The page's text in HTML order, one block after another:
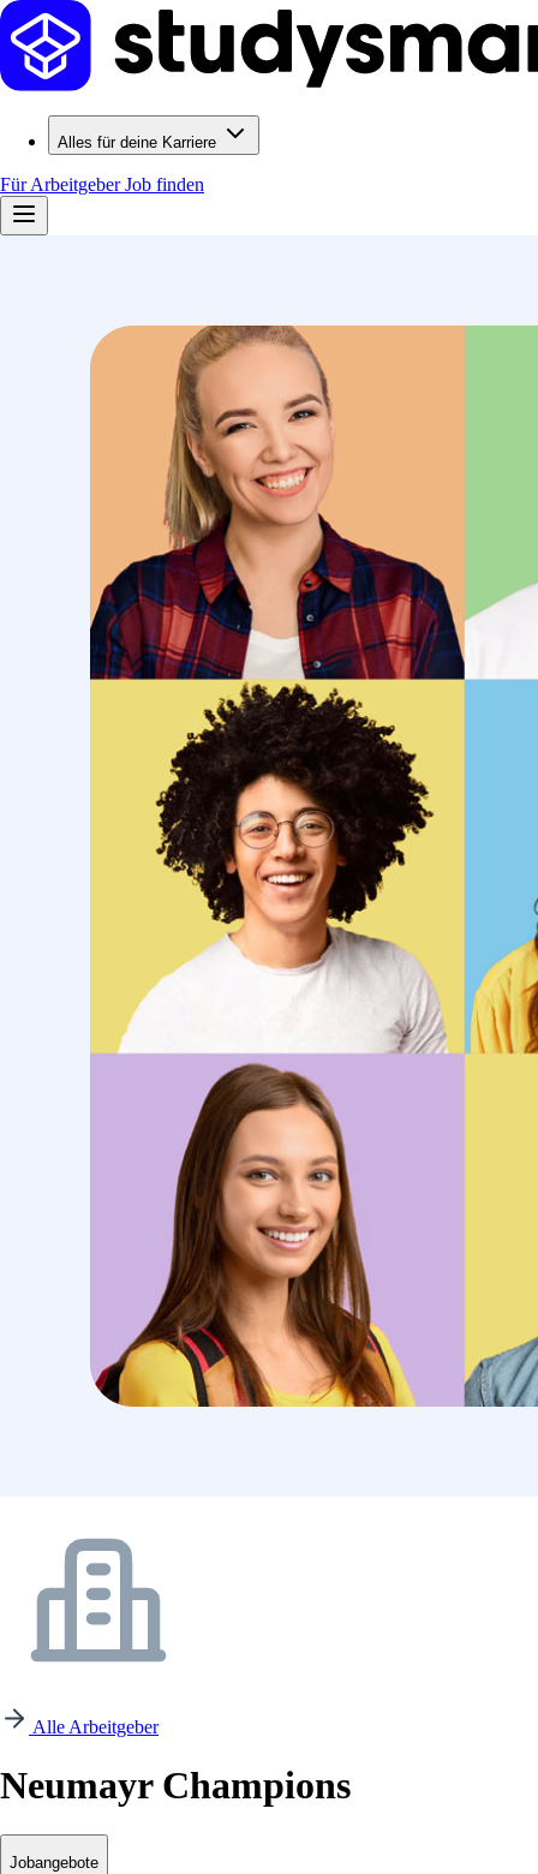
Alles für deine Karriere
Für ArbeitgeberJob finden
Alle Arbeitgeber
Neumayr Champions
Jobangebote